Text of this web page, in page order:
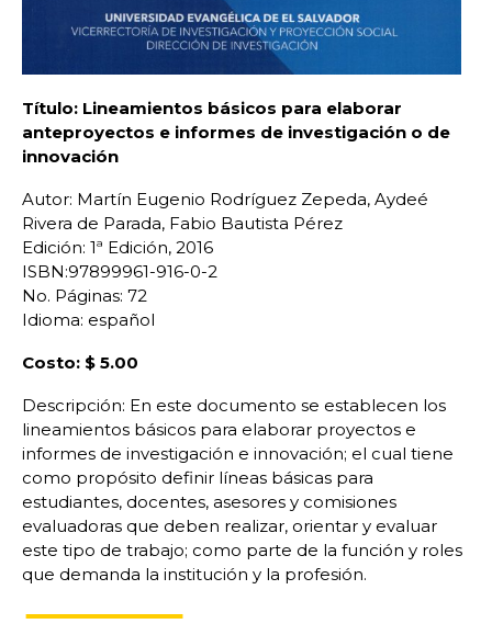
Título: Lineamientos básicos para elaborar
anteproyectos e informes de investigación o de
innovación
Autor: Martín Eugenio Rodríguez Zepeda, Aydeé
Rivera de Parada, Fabio Bautista Pérez
Edición: 1ª Edición, 2016
ISBN:97899961-916-0-2
No. Páginas: 72
Idioma: español
Costo: $ 5.00
Descripción: En este documento se establecen los
lineamientos básicos para elaborar proyectos e
informes de investigación e innovación; el cual tiene
como propósito definir líneas básicas para
estudiantes, docentes, asesores y comisiones
evaluadoras que deben realizar, orientar y evaluar
este tipo de trabajo; como parte de la función y roles
que demanda la institución y la profesión.